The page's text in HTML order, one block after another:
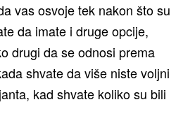
vas osvoje tek nakon što su
da imate i druge opcije,
drugi da se odnosi prema
shvate da više niste voljni
kad shvate koliko su bili